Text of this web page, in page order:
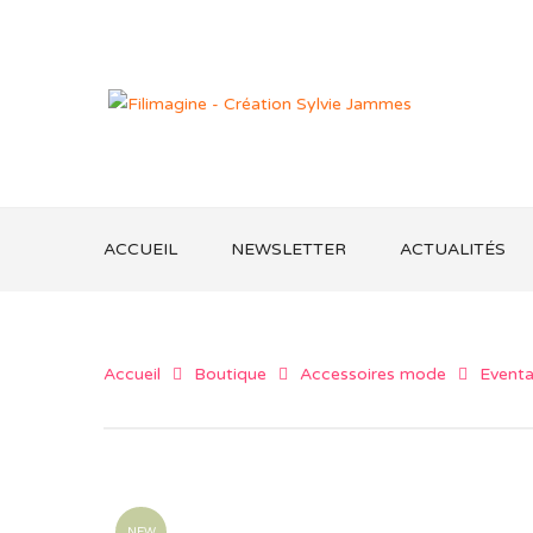
ACCUEIL NEWSLETTER ACTUALITÉS
Accueil Boutique Accessoires mode